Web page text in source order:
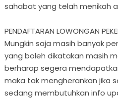
sahabat yang telah menikah
PENDAFTARAN LOWONGAN
Mungkin saja masih banyak
yang boleh dikatakan masih
berharap segera
maka tak mengherankan jika
sedang membutuhkan info